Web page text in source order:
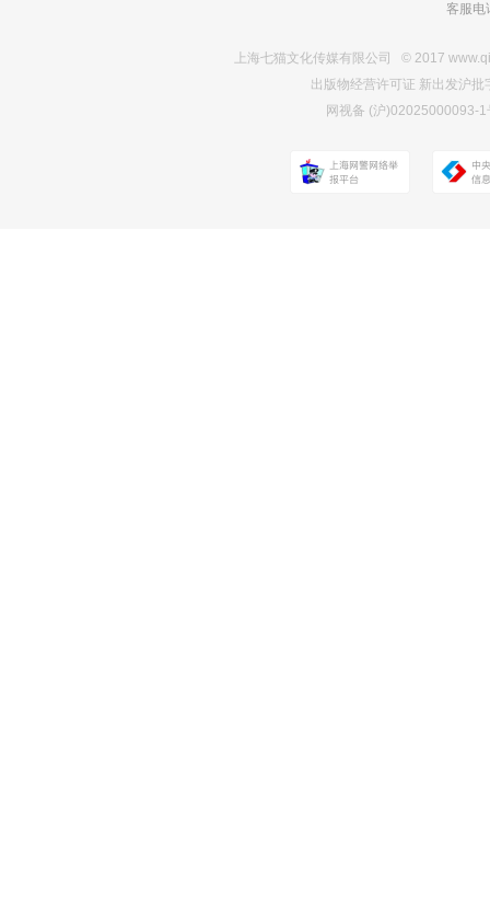
客服电
上海七猫文化传媒有限公司 © 2017
出版物经营许可证 新出发沪
网视备 (沪)02025000093-